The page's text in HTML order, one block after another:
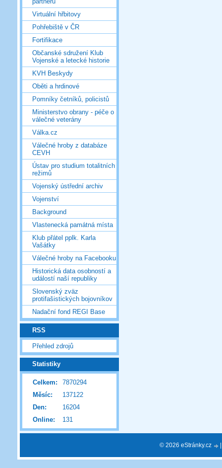
Virtuální hřbitovy
Pohřebiště v ČR
Fortifikace
Občanské sdružení Klub
Vojenské a letecké historie
KVH Beskydy
Oběti a hrdinové
Pomníky četníků, policistů
Ministerstvo obrany - péče o
válečné veterány
Válka.cz
Válečné hroby z databáze
CEVH
Ústav pro studium totalitních
režimů
Vojenský ústřední archiv
Vojenství
Background
Vlastenecká památná místa
Klub přátel pplk. Karla
Vašátky
Válečné hroby na Facebooku
Historická data osobností a
událostí naší republiky
Slovenský zväz
protifašistických bojovníkov
Nadační fond REGI Base
RSS
Přehled zdrojů
Statistiky
Online: 131
Celkem:
7870294
Měsíc:
137122
Den:
16204
© 2026 eStránky.cz